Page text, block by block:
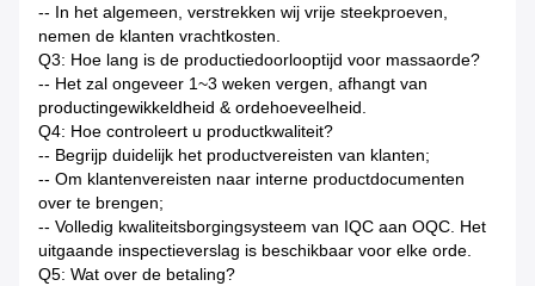
-- In het algemeen, verstrekken wij vrije steekproeven,
nemen de klanten vrachtkosten.
Q3: Hoe lang is de productiedoorlooptijd voor massaorde?
-- Het zal ongeveer 1~3 weken vergen, afhangt van
productingewikkeldheid & ordehoeveelheid.
Q4: Hoe controleert u productkwaliteit?
-- Begrijp duidelijk het productvereisten van klanten;
-- Om klantenvereisten naar interne productdocumenten
over te brengen;
-- Volledig kwaliteitsborgingsysteem van IQC aan OQC. Het
uitgaande inspectieverslag is beschikbaar voor elke orde.
Q5: Wat over de betaling?